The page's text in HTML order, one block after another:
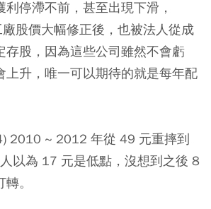
停滯不前，甚至出現下滑，
股價大幅修正後，也被法人從成
存股，因為這些公司雖然不會虧
上升，唯一可以期待的就是每年配
2010 ~ 2012 年從 49 元重摔到
以為 17 元是低點，沒想到之後 8
。